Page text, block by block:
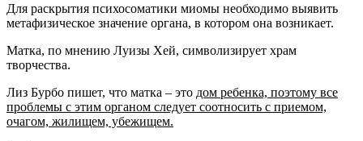
Для раскрытия психосоматики миомы необходимо выявить
метафизическое значение органа, в котором она возникает.
Матка, по мнению Луизы Хей, символизирует храм
творчества.
Лиз Бурбо пишет, что матка – это дом ребенка, поэтому все
проблемы с этим органом следует соотносить с приемом,
очагом, жилищем, убежищем.